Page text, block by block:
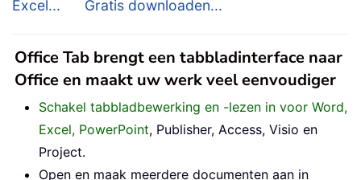
Excel...
Gratis downloaden...
Office Tab brengt een tabbladinterface naar
Office en maakt uw werk veel eenvoudiger
Schakel tabbladbewerking en -lezen in voor Word,
Excel, PowerPoint, Publisher, Access, Visio en
Project.
Open en maak meerdere documenten aan in